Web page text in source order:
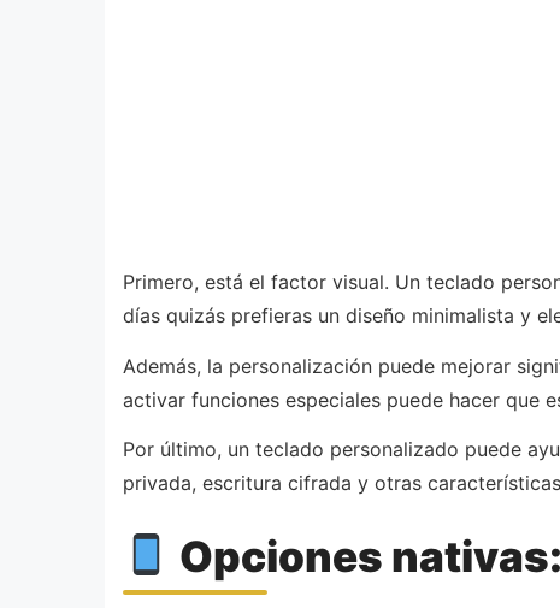
Primero, está el factor visual. Un teclado
días quizás prefieras un diseño minimalista y
Además, la personalización puede mejorar
activar funciones especiales puede hacer que
Por último, un teclado personalizado puede
privada, escritura cifrada y otras
Opciones